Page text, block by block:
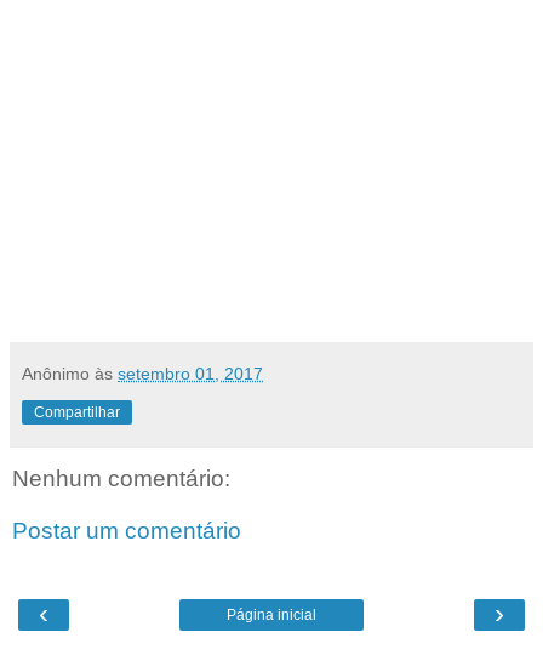
Anônimo às setembro 01, 2017
Compartilhar
Nenhum comentário:
Postar um comentário
‹ ›
Página inicial